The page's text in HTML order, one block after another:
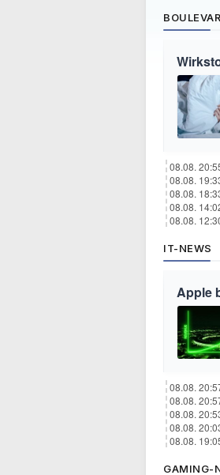
08.08.
08.08.
08.08.
08.08.
08.08.
IT-NEWS
Apple
08.08.
08.08.
08.08.
08.08.
08.08.
GAMING-